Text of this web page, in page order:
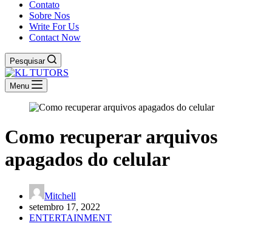
Contato
Sobre Nos
Write For Us
Contact Now
Pesquisar
Menu
Como recuperar arquivos
apagados do celular
Mitchell
setembro 17, 2022
ENTERTAINMENT